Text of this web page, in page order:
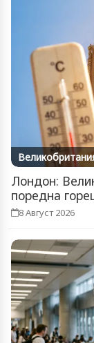
Лондон:
поредна
8 Август 2026